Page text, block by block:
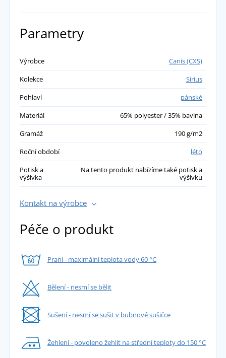
Parametry
Výrobce
Canis (CXS)
Kolekce
Sirius
Pohlaví
pánské
Materiál
65% polyester / 35% bavlna
Gramáž
190 g/m2
Roční období
léto
Potisk a
výšivka
Na tento produkt nabízíme také potisk a
výšivku
Kontakt na výrobce
Péče o produkt
Praní - maximální teplota vody 60 °C
Bělení - nesmí se bělit
Sušení - nesmí se sušit v bubnové sušičce
Žehlení - povoleno žehlit na střední teploty do 150 °C